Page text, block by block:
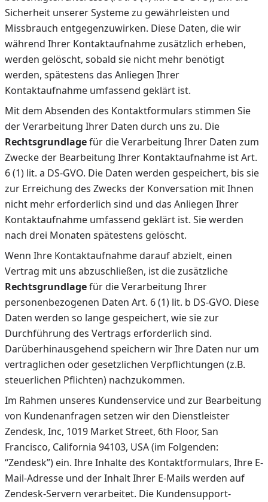
Sicherheit unserer Systeme zu gewährleisten und
Missbrauch entgegenzuwirken. Diese Daten, die wir
während Ihrer Kontaktaufnahme zusätzlich erheben,
werden gelöscht, sobald sie nicht mehr benötigt
werden, spätestens das Anliegen Ihrer
Kontaktaufnahme umfassend geklärt ist.
Mit dem Absenden des Kontaktformulars stimmen Sie
der Verarbeitung Ihrer Daten durch uns zu. Die
Rechtsgrundlagefür die Verarbeitung Ihrer Daten zum
Zwecke der Bearbeitung Ihrer Kontaktaufnahme ist Art.
6 (1) lit. a DS-GVO. Die Daten werden gespeichert, bis sie
zur Erreichung des Zwecks der Konversation mit Ihnen
nicht mehr erforderlich sind und das Anliegen Ihrer
Kontaktaufnahme umfassend geklärt ist. Sie werden
nach drei Monaten spätestens gelöscht.
Wenn Ihre Kontaktaufnahme darauf abzielt, einen
Vertrag mit uns abzuschließen, ist die zusätzliche
Rechtsgrundlagefür die Verarbeitung Ihrer
personenbezogenen Daten Art. 6 (1) lit. b DS-GVO. Diese
Daten werden so lange gespeichert, wie sie zur
Durchführung des Vertrags erforderlich sind.
Darüberhinausgehend speichern wir Ihre Daten nur um
vertraglichen oder gesetzlichen Verpflichtungen (z.B.
steuerlichen Pflichten) nachzukommen.
Im Rahmen unseres Kundenservice und zur Bearbeitung
von Kundenanfragen setzen wir den Dienstleister
Zendesk, Inc, 1019 Market Street, 6th Floor, San
Francisco, California 94103, USA (im Folgenden:
“Zendesk”) ein. Ihre Inhalte des Kontaktformulars, Ihre E-
Mail-Adresse und der Inhalt Ihrer E-Mails werden auf
Zendesk-Servern verarbeitet. Die Kundensupport-